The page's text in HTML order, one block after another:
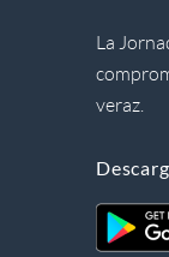
La
veraz.